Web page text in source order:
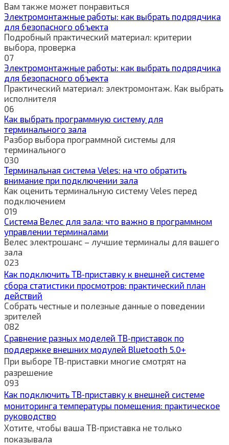
Вам также может понравиться
Электромонтажные работы: как выбрать подрядчика
для безопасного объекта
Подробный практический материал: критерии
выбора, проверка
07
Электромонтажные работы: как выбрать подрядчика
для безопасного объекта
Практический материал: электромонтаж. Как выбрать
исполнителя
06
Как выбрать программную систему для
терминального зала
Разбор выбора программной системы для
терминального
030
Терминальная система Veles: на что обратить
внимание при подключении зала
Как оценить терминальную систему Veles перед
подключением
019
Система Велес для зала: что важно в программном
управлении терминалами
Велес электрошанс – лучшие терминалы для вашего
зала
023
Как подключить ТВ‑приставку к внешней системе
сбора статистики просмотров: практический план
действий
Собрать честные и полезные данные о поведении
зрителей
082
Сравнение разных моделей ТВ‑приставок по
поддержке внешних модулей Bluetooth 5.0+
При выборе ТВ‑приставки многие смотрят на
разрешение
093
Как подключить ТВ‑приставку к внешней системе
мониторинга температуры помещения: практическое
руководство
Хотите, чтобы ваша ТВ‑приставка не только
показывала